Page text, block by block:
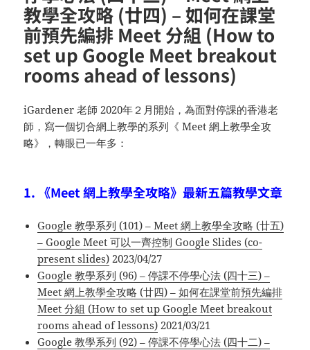
教學全攻略 (廿四) – 如何在課堂
前預先編排 Meet 分組 (How to
set up Google Meet breakout
rooms ahead of lessons)
iGardener 老師 2020年２月開始，為面對停課的香港老
師，寫一個切合網上教學的系列《 Meet 網上教學全攻
略》，轉眼已一年多：
1. 《Meet 網上教學全攻略》最新五篇教學文章
Google 教學系列 (101) – Meet 網上教學全攻略 (廿五)
– Google Meet 可以一齊控制 Google Slides (co-
present slides) 2023/04/27
Google 教學系列 (96) – 停課不停學心法 (四十三) –
Meet 網上教學全攻略 (廿四) – 如何在課堂前預先編排
Meet 分組 (How to set up Google Meet breakout
rooms ahead of lessons) 2021/03/21
Google 教學系列 (92) – 停課不停學心法 (四十二) –